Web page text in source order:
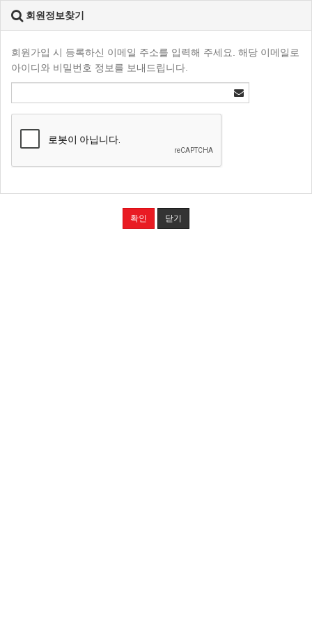
회원정보찾기
회원가입 시 등록하신 이메일 주소를 입력해 주세요. 해당 이메일로
아이디와 비밀번호 정보를 보내드립니다.
확인 닫기